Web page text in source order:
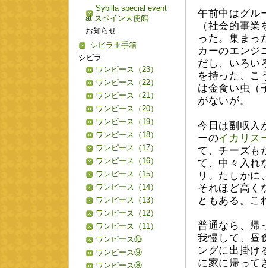
午前中はグル
（社会的事
った。集まっ
カーのエンジ
だし、いろい
を持った、こ
は金食い虫（
がないが。
今日は副収入
ーのイカリス
て、チーズも
て、中々入れ
リ。たしかに
それほど高く
ともある。こ
普通なら、帰
我慢して、昼
ングに出掛け
に家に帰って
Sybilla special event
at スペイン大使館
お知らせ
シビラ玉手箱
シビラ
ワンピース（23）
ワンピース（22）
ワンピース（21）
ワンピース（20）
ワンピース（19）
ワンピース（18）
ワンピース（17）
ワンピース（16）
ワンピース（15）
ワンピース（14）
ワンピース（13）
ワンピース（12）
ワンピース（11）
ワンピース⑩
ワンピース⑨
ワンピース⑧